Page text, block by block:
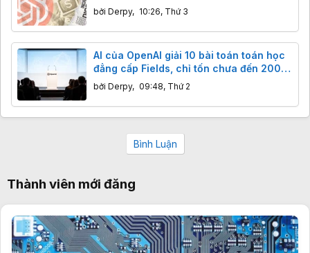
bởi Derpy, 10:26, Thứ 3
AI của OpenAI giải 10 bài toán toán học
đẳng cấp Fields, chỉ tốn chưa đến 2000
USD
bởi Derpy, 09:48, Thứ 2
Bình Luận
Thành viên mới đăng